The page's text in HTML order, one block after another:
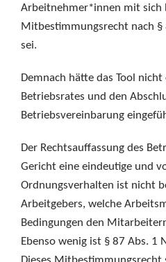
Arbeitnehmer*innen mit sich
Mitbestimmungsrecht nach
sei.
Demnach hätte das Tool
Betriebsrates und den
Betriebsvereinbarung
Der Rechtsauffassung des
Gericht eine eindeutige und
Ordnungsverhalten ist nicht
Arbeitgebers, welche
Bedingungen den
Ebenso wenig ist § 87 Abs. 1